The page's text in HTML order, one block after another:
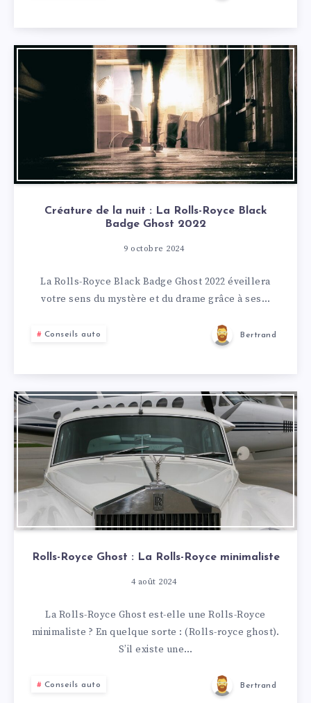
Créature de la nuit : La Rolls-Royce Black
Badge Ghost 2022
9 octobre 2024
La Rolls-Royce Black Badge Ghost 2022 éveillera
votre sens du mystère et du drame grâce à ses…
Conseils auto Bertrand
Rolls-Royce Ghost : La Rolls-Royce minimaliste
4 août 2024
La Rolls-Royce Ghost est-elle une Rolls-Royce
minimaliste ? En quelque sorte : (Rolls-royce ghost).
S’il existe une…
Conseils auto Bertrand